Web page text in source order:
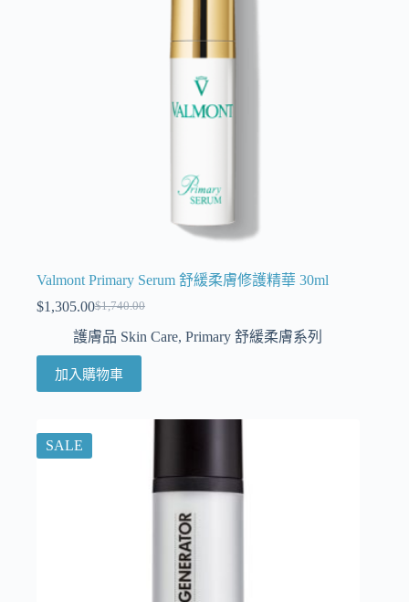
Valmont Primary Serum 舒緩柔膚修護精華 30ml
$1,740.00
$1,305.00
護膚品 Skin Care, Primary 舒緩柔膚系列
加入購物車
SALE